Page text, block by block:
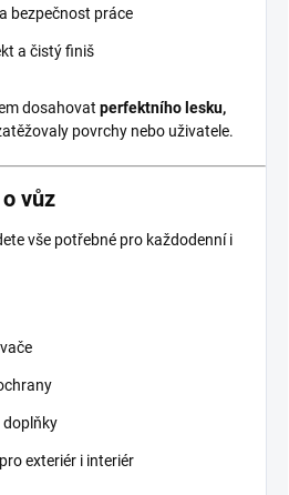
bezpečnost práce
a čistý finiš
dosahovat perfektního lesku,
povrchy nebo uživatele.
vůz
vše potřebné pro každodenní i
exteriér i interiér